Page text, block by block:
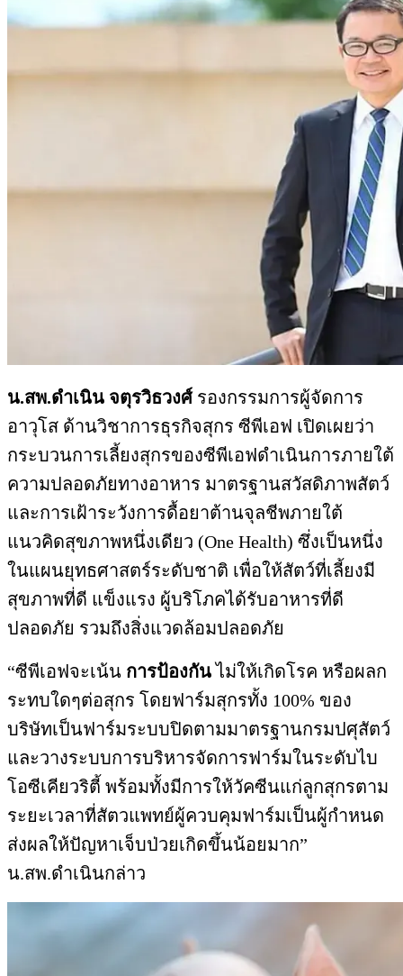
น.สพ.ดำเนิน จตุรวิธวงศ์รองกรรมการผู้จัดการ
อาวุโส ด้านวิชาการธุรกิจสุกร ซีพีเอฟ เปิดเผยว่า
กระบวนการเลี้ยงสุกรของซีพีเอฟดำเนินการภายใต้
ความปลอดภัยทางอาหาร มาตรฐานสวัสดิภาพสัตว์
และการเฝ้าระวังการดื้อยาต้านจุลชีพภายใต้
แนวคิดสุขภาพหนึ่งเดียว (One Health) ซึ่งเป็นหนึ่ง
ในแผนยุทธศาสตร์ระดับชาติ เพื่อให้สัตว์ที่เลี้ยงมี
สุขภาพที่ดี แข็งแรง ผู้บริโภคได้รับอาหารที่ดี
ปลอดภัย รวมถึงสิ่งแวดล้อมปลอดภัย
“ซีพีเอฟจะเน้น การป้องกันไม่ให้เกิดโรค หรือผลก
ระทบใดๆต่อสุกร โดยฟาร์มสุกรทั้ง 100% ของ
บริษัทเป็นฟาร์มระบบปิดตามมาตรฐานกรมปศุสัตว์
และวางระบบการบริหารจัดการฟาร์มในระดับไบ
โอซีเคียวริตี้ พร้อมทั้งมีการให้วัคซีนแก่ลูกสุกรตาม
ระยะเวลาที่สัตวแพทย์ผู้ควบคุมฟาร์มเป็นผู้กำหนด
ส่งผลให้ปัญหาเจ็บป่วยเกิดขึ้นน้อยมาก”
น.สพ.ดำเนินกล่าว